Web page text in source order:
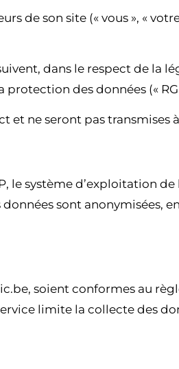
de son site (« vous », «
dans le respect de la
des données («
et ne seront pas transmises
système d’exploitation de
sont anonymisées,
soient conformes au
limite la collecte des